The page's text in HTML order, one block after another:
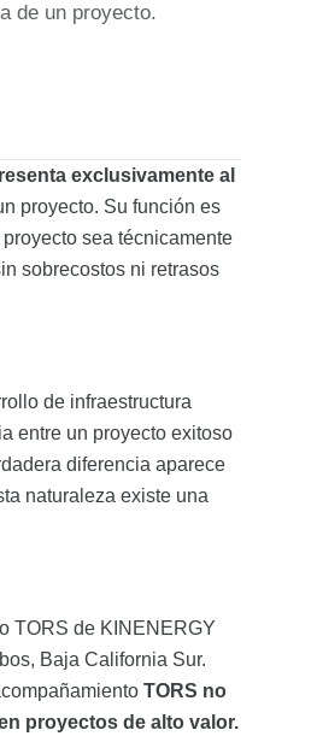
de un proyecto.
exclusivamente al
proyecto. Su función es
sea técnicamente
sobrecostos ni retrasos
de infraestructura
entre un proyecto exitoso
diferencia aparece
naturaleza existe una
TORS de KINENERGY
Baja California Sur.
TORS no
proyectos de alto valor.